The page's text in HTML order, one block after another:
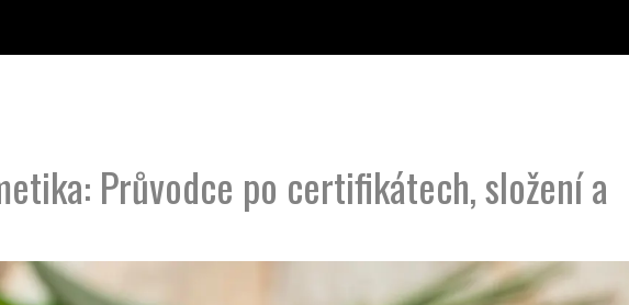
Průvodce po certifikátech, složení a